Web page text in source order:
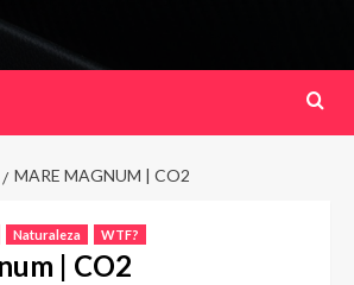
MARE MAGNUM | CO2
Naturaleza WTF?
| CO2